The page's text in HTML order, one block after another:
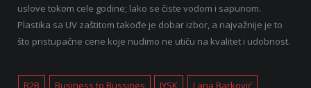
uslove tokom cele godine; lako se čiste vodom i sapunom.
Plastika sa UV zaštitom takođe je dobar izbor, a najvažnije je to
što pristupačne cene koje nudimo ne utiču na kvalitet i udobnost.
B2B Business to Bussines JYSK
Lana Barković